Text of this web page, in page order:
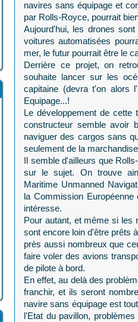
navires sans équipage et
par Rolls-Royce, pourrait
Aujourd'hui, les drones
voitures automatisées
mer, le futur pourrait être le
Derrière ce projet, on
souhaite lancer sur les
capitaine (devra t'on alors
Equipage...!
Le développement de
constructeur semble avoir
naviguer des cargos sans
seulement de la
Il semble d'ailleurs que
sur le sujet. On trouve
Maritime Unmanned
la Commission
intéresse.
Pour autant, et même si les
sont encore loin d'être prêts
près aussi nombreux que
faire voler des avions
de pilote à bord.
En effet, au delà des
franchir, et ils seront
navire sans équipage est
l'Etat du pavillon,